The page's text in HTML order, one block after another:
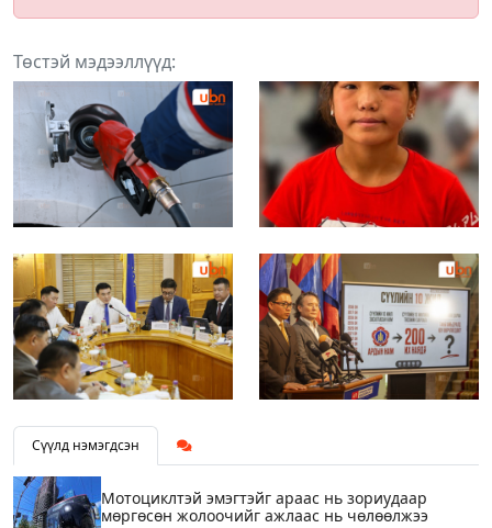
Төстэй мэдээллүүд:
Сүүлд нэмэгдсэн
Мотоциклтэй эмэгтэйг араас нь зориудаар
мөргөсөн жолоочийг ажлаас нь чөлөөлжээ